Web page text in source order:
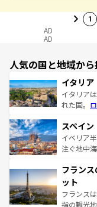
1
AD
AD
人気の国と地域から
イタリア
イタリア
れた国。
ろん、ト
景など、
ピザやパ
ませてく
なお、新
しい。
スペイン
イベリア
注ぐ地中
文化が根
れる闘牛
る。首都
アートに
フラン
ット
フランス
指の観光